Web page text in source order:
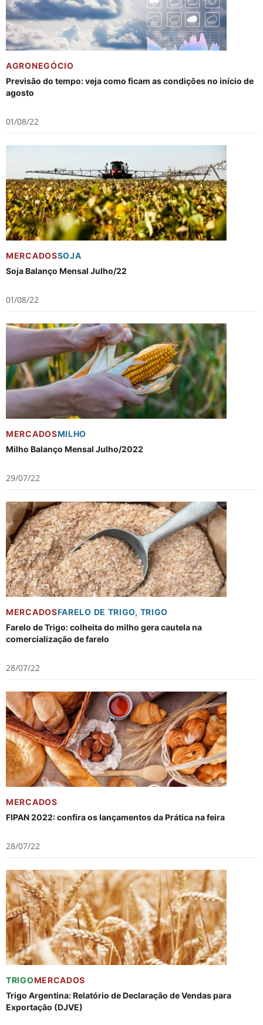
AGRONEGÓCIO
Previsão do tempo: veja como ficam as condições no início de
agosto
01/08/22
MERCADOSSOJA
Soja Balanço Mensal Julho/22
01/08/22
MERCADOSMILHO
Milho Balanço Mensal Julho/2022
29/07/22
MERCADOSFARELO DE TRIGO, TRIGO
Farelo de Trigo: colheita do milho gera cautela na
comercialização de farelo
28/07/22
MERCADOS
FIPAN 2022: confira os lançamentos da Prática na feira
28/07/22
TRIGOMERCADOS
Trigo Argentina: Relatório de Declaração de Vendas para
Exportação (DJVE)